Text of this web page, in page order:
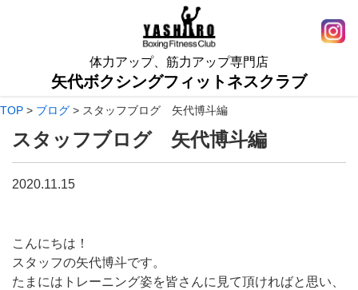
体力アップ、筋力アップ専門店
矢代ボクシングフィットネスクラブ
TOP > ブログ > スタッフブログ 矢代博斗編
スタッフブログ 矢代博斗編
2020.11.15
こんにちは！
スタッフの矢代博斗です。
たまにはトレーニング姿を皆さんに見て頂ければと思い、